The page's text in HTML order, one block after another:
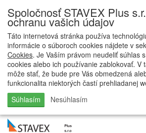
Spoločnosť STAVEX Plus
ochranu vašich údajov
Táto internetová stránka používa
informácie o súboroch cookies nájdete v
Cookies. Je Vaším právom neudeliť súhlas
cookies alebo ich používanie zablokovať. V
môže stať, že bude pre Vás obmedzená
funkcionalita niektorých častí prehliadanej
Súhlasím
Nesúhlasím